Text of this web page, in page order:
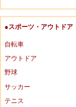
●スポーツ・アウトドア
自転車
アウトドア
野球
サッカー
テニス